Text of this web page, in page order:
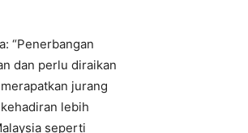
“Penerbangan
dan perlu diraikan
jurang
lebih
seperti